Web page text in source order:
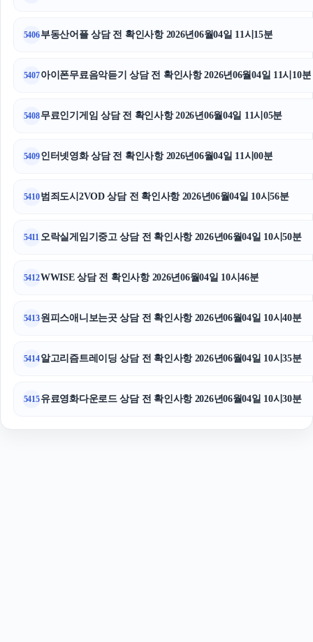
5406부동산어플 상담 전 확인사항 2026년06월04일 11시15분
5407아이폰무료음악듣기 상담 전 확인사항 2026년06월04일 11시10분
5408무료인기게임 상담 전 확인사항 2026년06월04일 11시05분
5409인터넷영화 상담 전 확인사항 2026년06월04일 11시00분
5410범죄도시2VOD 상담 전 확인사항 2026년06월04일 10시56분
5411 오락실게임기중고 상담 전 확인사항 2026년06월04일 10시50분
5412WWISE 상담 전 확인사항 2026년06월04일 10시46분
5413원피스애니보는곳 상담 전 확인사항 2026년06월04일 10시40분
5414알고리즘트레이딩 상담 전 확인사항 2026년06월04일 10시35분
5415유료영화다운로드 상담 전 확인사항 2026년06월04일 10시30분